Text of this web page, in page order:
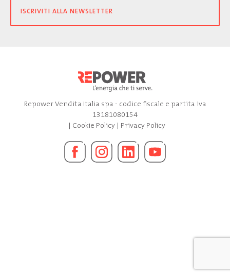
ISCRIVITI ALLA NEWSLETTER
Repower Vendita Italia spa - codice fiscale e partita iva
13181080154
| Cookie Policy| Privacy Policy